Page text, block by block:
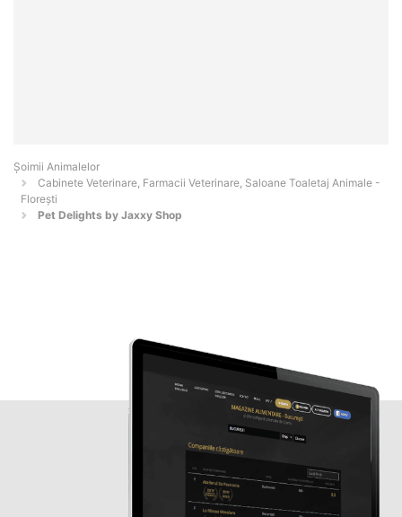
Şoimii Animalelor
Cabinete Veterinare, Farmacii Veterinare, Saloane Toaletaj Animale -
Floreşti
Pet Delights by Jaxxy Shop